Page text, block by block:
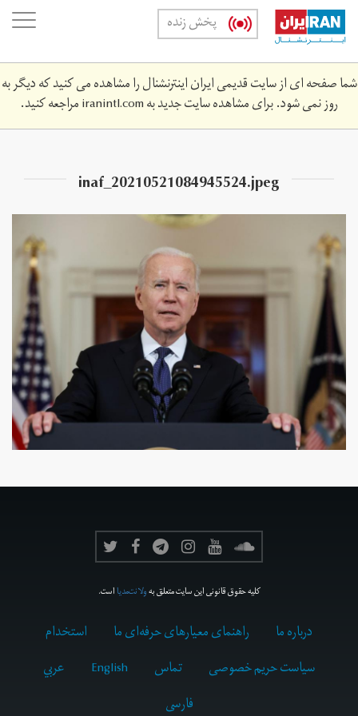
Skip
main
content
پخش زنده
شما صفحه ای از سایت قدیمی ایران اینترنشنال را مشاهده می کنید که دیگر به
روز نمی شود. برای مشاهده سایت جدید بهiranintl.comمراجعه کنید.
inaf_20210521084945524.jpeg
کلیه حقوق قانونی این سایت متعلق بهولانت‌مدیااست.
درباره ما راهنمای معیارهای حرفه‌ای ما
استخدام
سیاست حریم خصوصی
تماس English
عربي
فارسى